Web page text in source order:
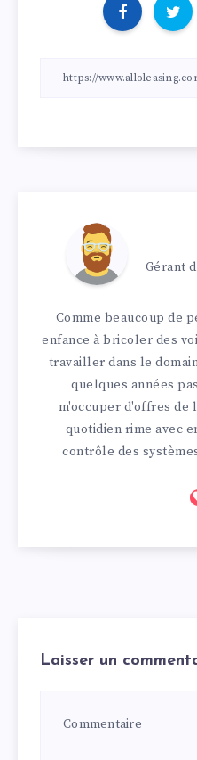
Gérant
Comme beaucoup de
enfance à bricoler des
travailler dans le
quelques années
m'occuper d'offres de
quotidien rime avec
contrôle des
Laisser un